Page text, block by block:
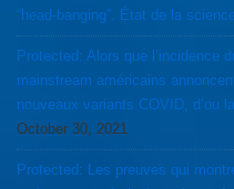
“head-banging”. État de la
Protected: Alors que l’incidence
mainstream américains
nouveaux variants COVID, d’ou
October 30, 2021
Protected: Les preuves qui